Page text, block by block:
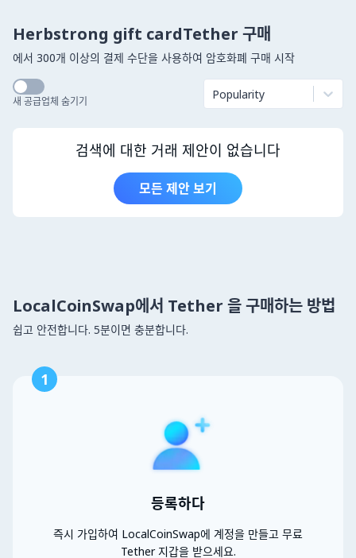
Herbstrong gift cardTether 구매
에서 300개 이상의 결제 수단을 사용하여 암호화폐 구매 시작
새 공급업체 숨기기 Popularity
검색에 대한 거래 제안이 없습니다
모든 제안 보기
LocalCoinSwap에서 Tether 을 구매하는 방법
쉽고 안전합니다. 5분이면 충분합니다.
1
등록하다
즉시 가입하여 LocalCoinSwap에 계정을 만들고 무료
Tether 지갑을 받으세요.